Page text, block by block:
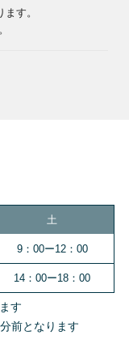
土
9：00ー12：00
14：00ー18：00
す
前となります